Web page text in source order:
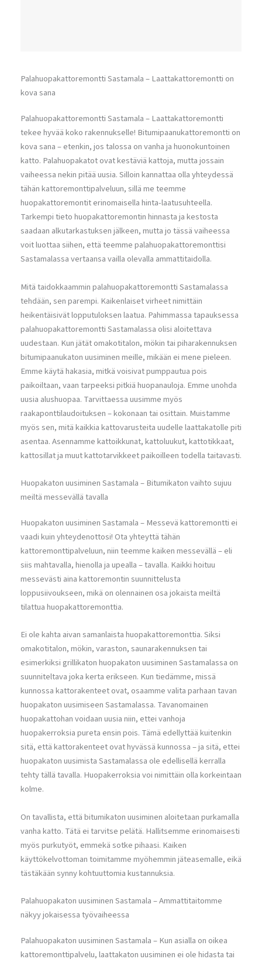
Palahuopakattoremontti Sastamala – Laattakattoremontti on
kova sana
Palahuopakattoremontti Sastamala – Laattakattoremontti
tekee hyvää koko rakennukselle! Bitumipaanukattoremontti on
kova sana – etenkin, jos talossa on vanha ja huonokuntoinen
katto. Palahuopakatot ovat kestäviä kattoja, mutta jossain
vaiheessa nekin pitää uusia. Silloin kannattaa olla yhteydessä
tähän kattoremonttipalveluun, sillä me teemme
huopakattoremontit erinomaisella hinta-laatusuhteella.
Tarkempi tieto huopakattoremontin hinnasta ja kestosta
saadaan alkutarkastuksen jälkeen, mutta jo tässä vaiheessa
voit luottaa siihen, että teemme palahuopakattoremonttisi
Sastamalassa vertaansa vailla olevalla ammattitaidolla.
Mitä taidokkaammin palahuopakattoremontti Sastamalassa
tehdään, sen parempi. Kaikenlaiset virheet nimittäin
heikentäisivät lopputuloksen laatua. Pahimmassa tapauksessa
palahuopakattoremontti Sastamalassa olisi aloitettava
uudestaan. Kun jätät omakotitalon, mökin tai piharakennuksen
bitumipaanukaton uusiminen meille, mikään ei mene pieleen.
Emme käytä hakasia, mitkä voisivat pumppautua pois
paikoiltaan, vaan tarpeeksi pitkiä huopanauloja. Emme unohda
uusia alushuopaa. Tarvittaessa uusimme myös
raakaponttilaudoituksen – kokonaan tai osittain. Muistamme
myös sen, mitä kaikkia kattovarusteita uudelle laattakatolle piti
asentaa. Asennamme kattoikkunat, kattoluukut, kattotikkaat,
kattosillat ja muut kattotarvikkeet paikoilleen todella taitavasti.
Huopakaton uusiminen Sastamala – Bitumikaton vaihto sujuu
meiltä messevällä tavalla
Huopakaton uusiminen Sastamala – Messevä kattoremontti ei
vaadi kuin yhteydenottosi! Ota yhteyttä tähän
kattoremonttipalveluun, niin teemme kaiken messevällä – eli
siis mahtavalla, hienolla ja upealla – tavalla. Kaikki hoituu
messevästi aina kattoremontin suunnittelusta
loppusiivoukseen, mikä on olennainen osa jokaista meiltä
tilattua huopakattoremonttia.
Ei ole kahta aivan samanlaista huopakattoremonttia. Siksi
omakotitalon, mökin, varaston, saunarakennuksen tai
esimerkiksi grillikaton huopakaton uusiminen Sastamalassa on
suunniteltava joka kerta erikseen. Kun tiedämme, missä
kunnossa kattorakenteet ovat, osaamme valita parhaan tavan
huopakaton uusimiseen Sastamalassa. Tavanomainen
huopakattohan voidaan uusia niin, ettei vanhoja
huopakerroksia pureta ensin pois. Tämä edellyttää kuitenkin
sitä, että kattorakenteet ovat hyvässä kunnossa – ja sitä, ettei
huopakaton uusimista Sastamalassa ole edellisellä kerralla
tehty tällä tavalla. Huopakerroksia voi nimittäin olla korkeintaan
kolme.
On tavallista, että bitumikaton uusiminen aloitetaan purkamalla
vanha katto. Tätä ei tarvitse pelätä. Hallitsemme erinomaisesti
myös purkutyöt, emmekä sotke pihaasi. Kaiken
käyttökelvottoman toimitamme myöhemmin jäteasemalle, eikä
tästäkään synny kohtuuttomia kustannuksia.
Palahuopakaton uusiminen Sastamala – Ammattitaitomme
näkyy jokaisessa työvaiheessa
Palahuopakaton uusiminen Sastamala – Kun asialla on oikea
kattoremonttipalvelu, laattakaton uusiminen ei ole hidasta tai